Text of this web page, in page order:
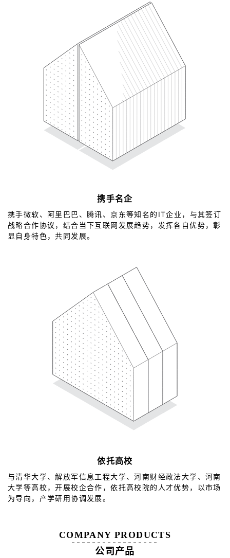
携手名企
携手微软、阿里巴巴、腾讯、京东等知名的IT企业，与其签订
战略合作协议，结合当下互联网发展趋势，发挥各自优势，彰
显自身特色，共同发展。
依托高校
与清华大学、解放军信息工程大学、河南财经政法大学、河南
大学等高校，开展校企合作，依托高校院的人才优势，以市场
为导向，产学研用协调发展。
COMPANY PRODUCTS
公司产品